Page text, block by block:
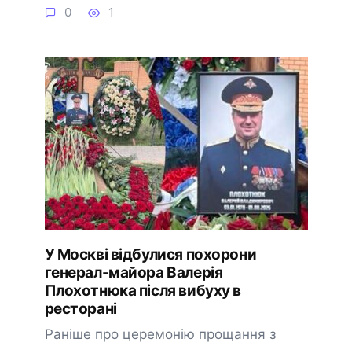
0 1
У Москві відбулися похорони
генерал-майора Валерія
Плохотнюка після вибуху в
ресторані
Раніше про церемонію прощання з